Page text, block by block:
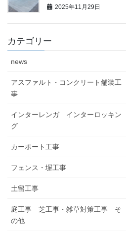
2025年11月29日
カテゴリー
news
アスファルト・コンクリート舗装工
事
インターレンガ インターロッキン
グ
カーポート工事
フェンス・塀工事
土留工事
庭工事 芝工事・雑草対策工事 そ
の他